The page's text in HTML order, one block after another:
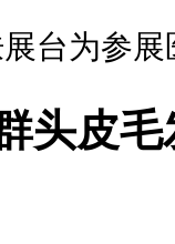
台为参
头皮